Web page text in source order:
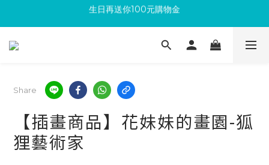
滿300回饋10%購物金
生日再送你100元購物金
Share
【插畫商品】花妹妹的畫園-狐
狸藝術家